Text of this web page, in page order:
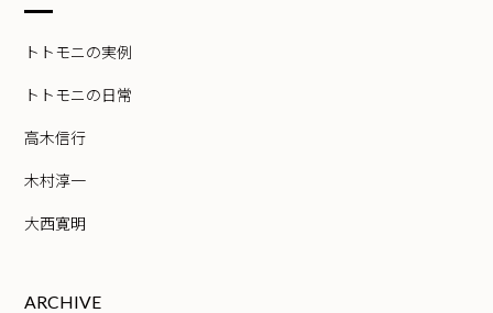
トトモニの実例
トトモニの日常
高木信行
木村淳一
大西寛明
ARCHIVE